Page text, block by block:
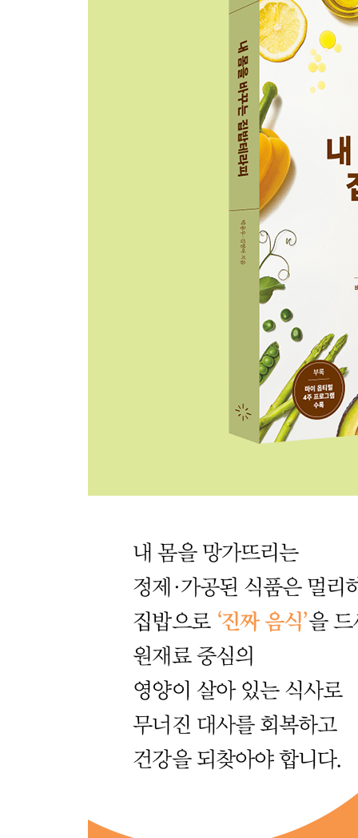
단백질 섭취를 지금보다 늘리면 나타나는 이점
‘얼마나’만큼, ‘무엇으로’도 중요하다
박용우의 식사 처방: 한꺼번에 말고, 매 끼니 챙겨라
column 3. 육류 섭취가 많으면 대장암과 심장병 발
미량 영양소: 영양제 통이 아니라 진짜 음식에 답이
몸이라는 화학 공장을 돌리는 숨은 일꾼들
박용우의 식사 처방: 다양한 색깔의 채소와 과일을
PART 3 내 몸을 바꾸는 집밥테라피
대사 이상을 바로잡는 ‘집밥테라피’란?
PART 4 바쁜 일상에서도 지속 가능한 집밥테라피
브로콜리 새우 샐러드
흑임자 닭가슴살 연근 샐러드
렌틸콩 시금치 버섯 샐러드
시금치 버섯 샐러드
콩나물 무 퀴노아 비빔밥
원팬 찜기 비빔밥
봄동 꼬막 비빔밥
전자레인지 닭가슴살 된장 덮밥